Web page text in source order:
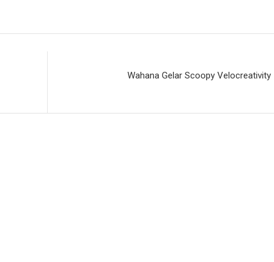
Wahana Gelar Scoopy Velocreativity